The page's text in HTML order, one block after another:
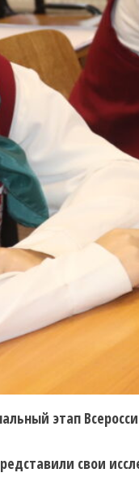
этап
свои